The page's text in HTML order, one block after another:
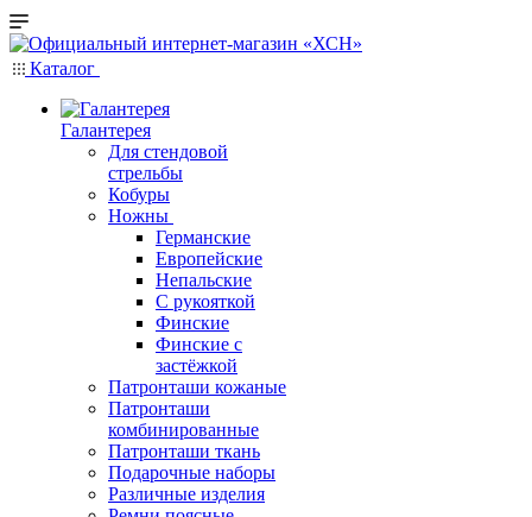
Каталог
Галантерея
Для стендовой
стрельбы
Кобуры
Ножны
Германские
Европейские
Непальские
С рукояткой
Финские
Финские с
застёжкой
Патронташи кожаные
Патронташи
комбинированные
Патронташи ткань
Подарочные наборы
Различные изделия